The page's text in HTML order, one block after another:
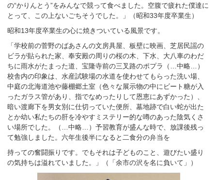
の“かりんとう”をみんなで競って食べました。空腹で疲れた僕達に
とって、この上ないごちそうでした。」（昭和33年度卒業生）
昭和13年度卒業生の心に焼きついている風景です。
「学校前の菅野のばあさんの文房具屋、板壁に映画、芝居民謡の
ビラが貼られた家、奉安殿の周りの桜の木、下水、大八車のわだ
ちに雨水がたまった道、宝隆寺前の三叉路のポプラ（…中略…）
校舎内の印象は、水産試験場の水道を使わせてもらった洗い場、
中庭の北海道池や藤棚郷土室（色々な展示物の中にビート糖が入
ったガラス管があり、指でなめったりして恩恵にあずかった）、
暗い渡廊下を男女別に仕切っていた便所、墓地跡で白い蛇が出た
とか幼い私たちの肝を冷やすミステリー的な噂のあった陰気くさ
い場所でした。（…中略…）予習教育が盛んな時で、放課後残っ
て勉強しました。六年生後半になると二食分の弁当を
持っての奮闘振りです。でもそれは子どものこと、遊びたい盛り
の気持ちは溢れていました。」（「余市の沢を名に負いて」）